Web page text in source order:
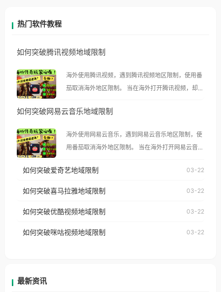
热门软件教程
如何突破腾讯视频地域限制
海外使用腾讯视频，遇到腾讯视频地区限制，使用番
茄取消海外地区限制。 当在海外打开腾讯视频，却突
示语。 海外用户如香港、澳门、台湾、美国、加拿
像其他音乐平台一样，出现地区及版权限制问题，且
仅能在中国大陆地区播放。 遇到这个问题的朋友们，
使用番茄回国加速器，即可解决「海外用户收听腾讯
台湾、美国、加拿大、澳大利亚、欧洲等国家和地区
权限制所困扰。
如何突破网易云音乐地域限制
海外使用网易云音乐，遇到网易云音乐地区限制，使
用番茄取消海外地区限制。 当在海外打开网易云音
播放”的提示语。 海外用户如香港、澳门、台湾、美
国、加拿大、澳大利亚、欧洲等国家和地区时，网易
制问题，且仅能在中国大陆地区播放。 遇到这个问题
户收听网易云音乐地区版权限制」的问题，无论人在
如何突破爱奇艺地域限制 03-22
如何突破喜马拉雅地域限制 03-22
如何突破优酷视频地域限制 03-22
如何突破咪咕视频地域限制 03-22
最新资讯